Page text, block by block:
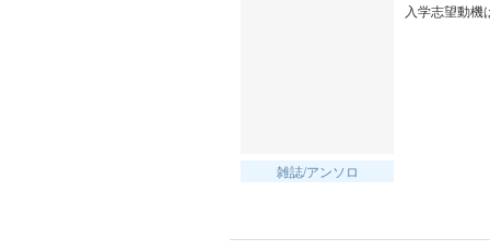
雑誌/アンソロ
入学志望動